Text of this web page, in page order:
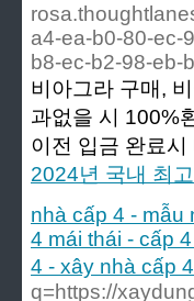
a4-ea-b0-80-ec-
b8-ec-b2-98-eb-
비아그라 구매,
과없을 시 100%
이전 입금 완료
2024년 국내 최
nhà cấp 4 - mẫu
4 mái thái - cấp
4 - xây nhà cấp
q=https://